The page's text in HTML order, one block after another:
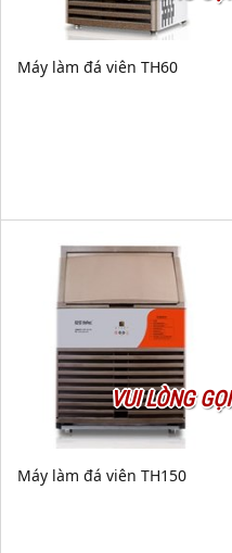
Máy làm đá viên TH60
VUI LÒNG GỌI
Máy làm đá viên TH150